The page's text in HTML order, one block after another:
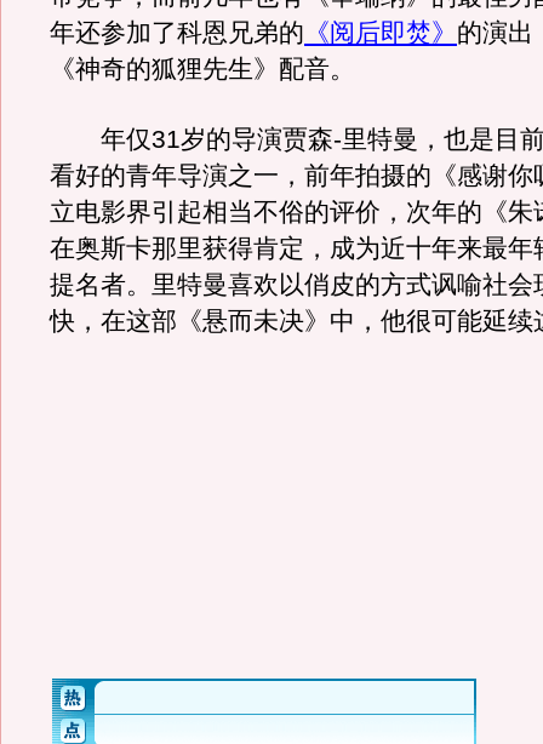
年还参加了科恩兄弟的 《阅后即焚》 的演出
《神奇的狐狸先生》配音。
年仅31岁的导演贾森-里特曼，也是目
看好的青年导演之一，前年拍摄的《感谢你
立电影界引起相当不俗的评价，次年的《朱
在奥斯卡那里获得肯定，成为近十年来最年
提名者。里特曼喜欢以俏皮的方式讽喻社会
快，在这部《悬而未决》中，他很可能延续